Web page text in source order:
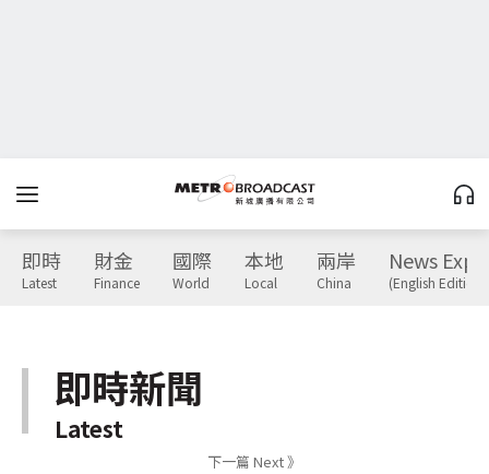
即時
Latest
財金
Finance
國際
World
本地
Local
兩岸
China
News
(English Edition)
即時新聞
Latest
下一篇 Next 》